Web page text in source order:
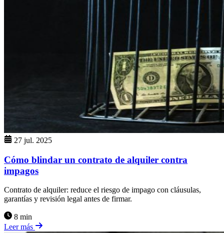
27 jul. 2025
Cómo blindar un contrato de alquiler contra
impagos
Contrato de alquiler: reduce el riesgo de impago con cláusulas,
garantías y revisión legal antes de firmar.
8 min
Leer más